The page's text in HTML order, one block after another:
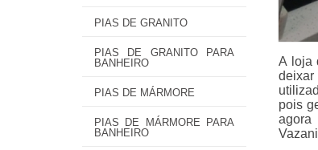
PIAS DE GRANITO
PIAS DE GRANITO PARA
BANHEIRO
PIAS DE MÁRMORE
PIAS DE MÁRMORE PARA
BANHEIRO
A loja
deixar
pois
agora